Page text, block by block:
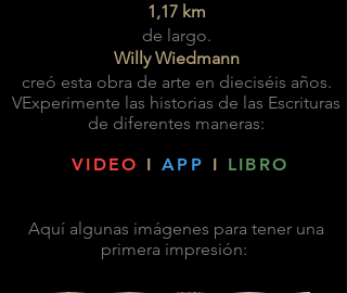
1,17 km
de largo.
Willy Wiedmann
creó esta obra de arte en dieciséis años.
VExperimente las historias de las Escrituras
de diferentes maneras:
VIDEO I APP I LIBRO
Aquí algunas imágenes para tener una
primera impresión: